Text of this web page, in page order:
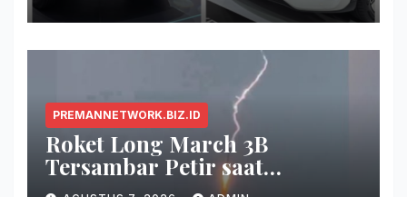
PREMANNETWORK.BIZ.ID
Roket Long March 3B
Tersambar Petir saat
Meluncur, Misi Tetap Berhasil